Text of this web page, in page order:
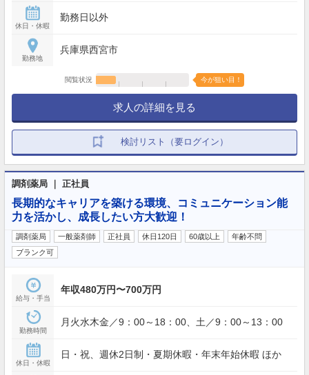
休日・休暇
勤務日以外
勤務地
兵庫県西宮市
閲覧状況 今が狙い目！
求人の詳細を見る
検討リスト（要ログイン）
調剤薬局 ｜ 正社員
長期的なキャリアを築ける環境、コミュニケーション能
力を活かし、成長したい方大歓迎！
調剤薬局 一般薬剤師 正社員 休日120日 60歳以上
年齢不問
ブランク可
給与・手当
年収480万円〜700万円
勤務時間
月火水木金／9：00～18：00、土／9：00～13：00
休日・休暇
日・祝、週休2日制・夏期休暇・年末年始休暇 ほか